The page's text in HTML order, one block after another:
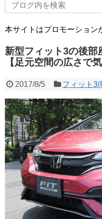
本サイトはプロモーション
新型フィット3の後部
【足元空間の広さで
2017/8/5 フィット